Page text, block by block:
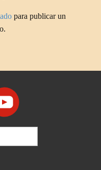
para publicar un